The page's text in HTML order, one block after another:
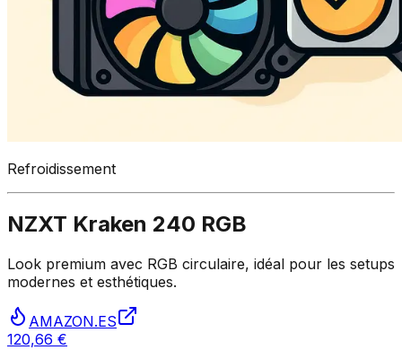
Refroidissement
NZXT Kraken 240 RGB
Look premium avec RGB circulaire, idéal pour les setups
modernes et esthétiques.
AMAZON.ES
120,66 €